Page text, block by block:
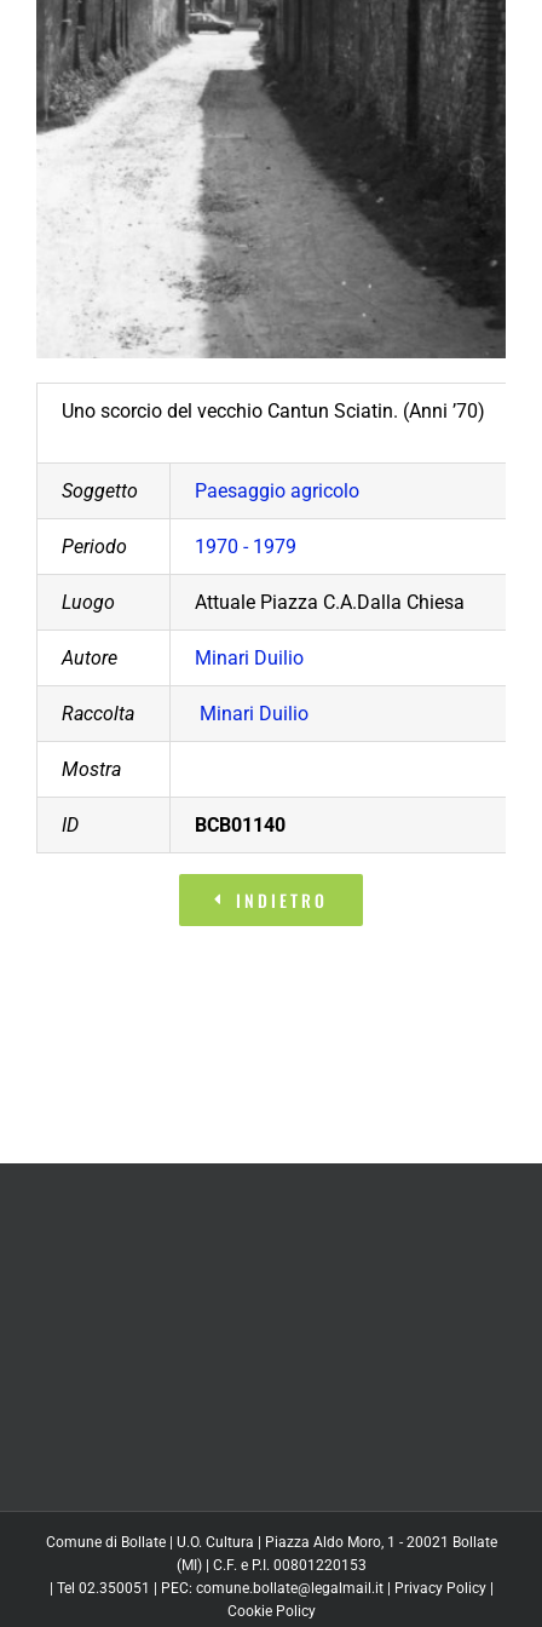
Uno scorcio del vecchio Cantun Sciatin. (Anni ’70)
Soggetto Paesaggio agricolo
Periodo 1970 - 1979
Luogo Attuale Piazza C.A.Dalla Chiesa
Autore Minari Duilio
Raccolta Minari Duilio
Mostra
ID BCB01140
INDIETRO
Comune di Bollate | U.O. Cultura | Piazza Aldo Moro, 1 - 20021 Bollate
(MI) | C.F. e P.I. 00801220153
| Tel 02.350051 | PEC: comune.bollate@legalmail.it | Privacy Policy|
Cookie Policy